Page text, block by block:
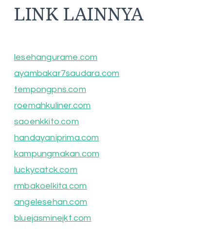
LINK LAINNYA
lesehangurame.com
ayambakar7saudara.com
tempongpns.com
roemahkuliner.com
saoenkkito.com
handayaniprima.com
kampungmakan.com
luckycatck.com
rmbakoelkita.com
angelesehan.com
bluejasminejkt.com